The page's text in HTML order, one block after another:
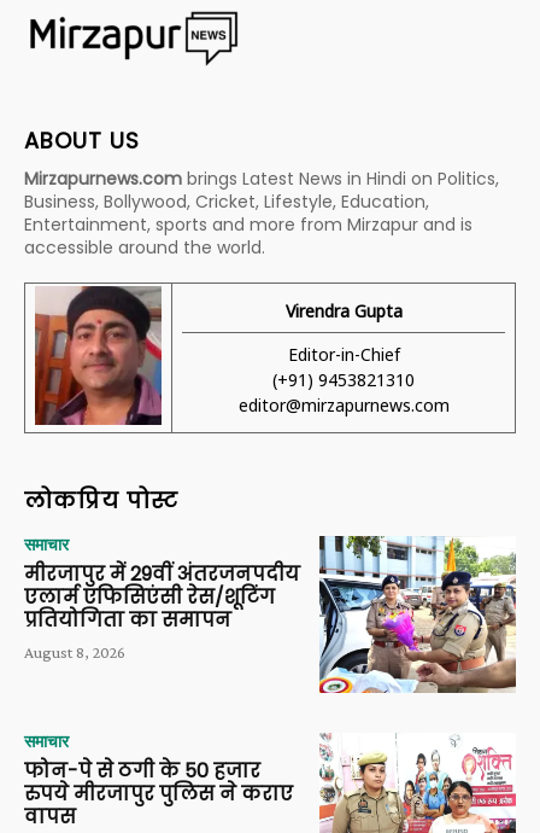
ABOUT US
Mirzapurnews.com brings Latest News in Hindi on Politics,
Business, Bollywood, Cricket, Lifestyle, Education,
Entertainment, sports and more from Mirzapur and is
accessible around the world.
Virendra Gupta
Editor-in-Chief
(+91) 9453821310
editor@mirzapurnews.com
लोकप्रिय पोस्ट
समाचार
मीरजापुर में 29वीं अंतरजनपदीय
एलार्म एफिसिएंसी रेस/शूटिंग
प्रतियोगिता का समापन
August 8, 2026
समाचार
फोन-पे से ठगी के 50 हजार
रुपये मीरजापुर पुलिस ने कराए
वापस